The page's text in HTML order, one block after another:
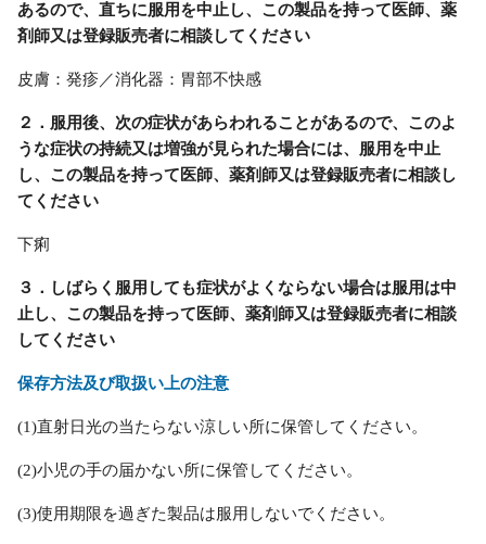
あるので、直ちに服用を中止し、この製品を持って医師、薬
剤師又は登録販売者に相談してください
皮膚：発疹／消化器：胃部不快感
２．服用後、次の症状があらわれることがあるので、このよ
うな症状の持続又は増強が見られた場合には、服用を中止
し、この製品を持って医師、薬剤師又は登録販売者に相談し
てください
下痢
３．しばらく服用しても症状がよくならない場合は服用は中
止し、この製品を持って医師、薬剤師又は登録販売者に相談
してください
保存方法及び取扱い上の注意
(1)直射日光の当たらない涼しい所に保管してください。
(2)小児の手の届かない所に保管してください。
(3)使用期限を過ぎた製品は服用しないでください。